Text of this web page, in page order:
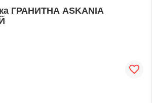
ГРАНИТНА ASKANIA